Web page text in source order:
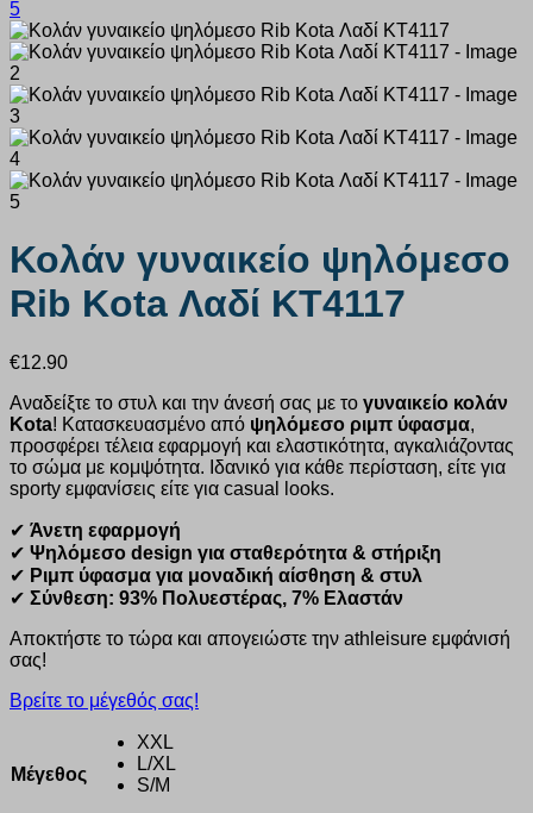
Κολάν γυναικείο ψηλόμεσο
Rib Kota Λαδί KT4117
€12.90
Αναδείξτε το στυλ και την άνεσή σας με το γυναικείο κολάν
Kota! Κατασκευασμένο από ψηλόμεσο ριμπ ύφασμα,
προσφέρει τέλεια εφαρμογή και ελαστικότητα, αγκαλιάζοντας
το σώμα με κομψότητα. Ιδανικό για κάθε περίσταση, είτε για
sporty εμφανίσεις είτε για casual looks.
✔ Άνετη εφαρμογή
✔ Ψηλόμεσο design για σταθερότητα & στήριξη
✔ Ριμπ ύφασμα για μοναδική αίσθηση & στυλ
✔ Σύνθεση: 93% Πολυεστέρας, 7% Ελαστάν
Αποκτήστε το τώρα και απογειώστε την athleisure εμφάνισή
σας!
Βρείτε το μέγεθός σας!
Μέγεθος
XXL
L/XL
S/M